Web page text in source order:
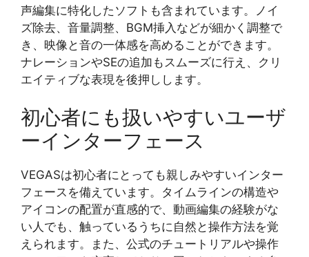
声編集に特化したソフトも含まれています。ノイ
ズ除去、音量調整、BGM挿入などが細かく調整で
き、映像と音の一体感を高めることができます。
ナレーションやSEの追加もスムーズに行え、クリ
エイティブな表現を後押しします。
初心者にも扱いやすいユーザ
ーインターフェース
VEGASは初心者にとっても親しみやすいインター
フェースを備えています。タイムラインの構造や
アイコンの配置が直感的で、動画編集の経験がな
い人でも、触っているうちに自然と操作方法を覚
えられます。また、公式のチュートリアルや操作